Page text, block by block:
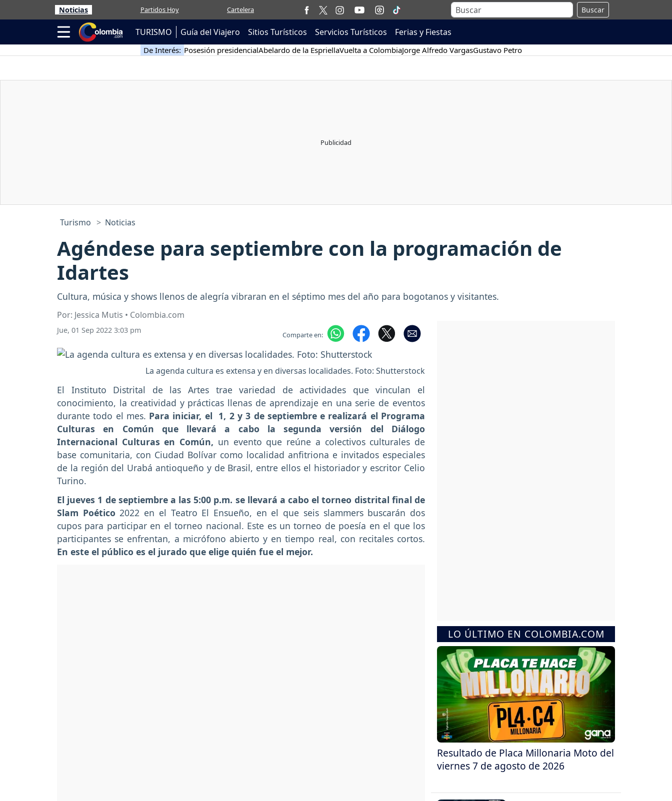
Noticias Partidos Hoy Cartelera Buscar
TURISMO Guía del Viajero Sitios Turísticos Servicios Turísticos Ferias y Fiestas
De Interés: Posesión presidencialAbelardo de la EspriellaVuelta a ColombiaJorge Alfredo VargasGustavo Petro
Turismo Noticias
Agéndese para septiembre con la programación de
Idartes
Cultura, música y shows llenos de alegría vibraran en el séptimo mes del año para bogotanos y visitantes.
Por: Jessica Mutis • Colombia.com
Jue, 01 Sep 2022 3:03 pm Comparte en:
La agenda cultura es extensa y en diversas localidades. Foto: Shutterstock
El Instituto Distrital de las Artes trae variedad de actividades que vinculan el
conocimiento, la creatividad y prácticas llenas de aprendizaje en una serie de eventos
durante todo el mes. Para iniciar, el 1, 2 y 3 de septiembre e realizará el Programa
Culturas en Común que llevará a cabo la segunda versión del Diálogo
Internacional Culturas en Común, un evento que reúne a colectivos culturales de
base comunitaria, con Ciudad Bolívar como localidad anfitriona e invitados especiales
de la región del Urabá antioqueño y de Brasil, entre ellos el historiador y escritor Celio
Turino.
El jueves 1 de septiembre a las 5:00 p.m. se llevará a cabo el torneo distrital final de
Slam Poético 2022 en el Teatro El Ensueño, en el que seis slammers buscarán dos
cupos para participar en el torneo nacional. Este es un torneo de poesía en el que los
participantes se enfrentan, a micrófono abierto y en tiempo real, con recitales cortos.
En este el público es el jurado que elige quién fue el mejor.
LO ÚLTIMO EN COLOMBIA.COM
Resultado de Placa Millonaria Moto del
viernes 7 de agosto de 2026